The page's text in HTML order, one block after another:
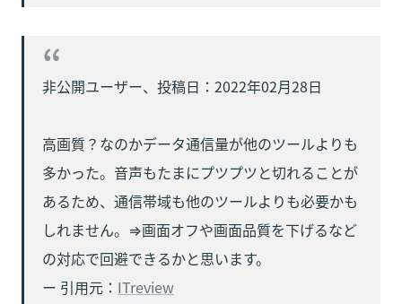
非公開ユーザー、投稿日：2022年02月28日
高画質？なのかデータ通信量が他のツールよりも
多かった。音声もたまにプツプツと切れることが
あるため、通信帯域も他のツールよりも必要かも
しれません。⇒画面オフや画面品質を下げるなど
の対応で回避できるかと思います。
ー 引用元： ITreview